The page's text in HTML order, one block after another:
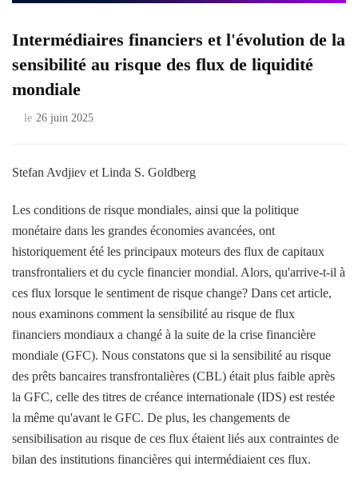
Intermédiaires financiers et l'évolution de la
sensibilité au risque des flux de liquidité
mondiale
le 26 juin 2025
Stefan Avdjiev et Linda S. Goldberg
Les conditions de risque mondiales, ainsi que la politique
monétaire dans les grandes économies avancées, ont
historiquement été les principaux moteurs des flux de capitaux
transfrontaliers et du cycle financier mondial. Alors, qu'arrive-t-il à
ces flux lorsque le sentiment de risque change? Dans cet article,
nous examinons comment la sensibilité au risque de flux
financiers mondiaux a changé à la suite de la crise financière
mondiale (GFC). Nous constatons que si la sensibilité au risque
des prêts bancaires transfrontalières (CBL) était plus faible après
la GFC, celle des titres de créance internationale (IDS) est restée
la même qu'avant le GFC. De plus, les changements de
sensibilisation au risque de ces flux étaient liés aux contraintes de
bilan des institutions financières qui intermédiaient ces flux.